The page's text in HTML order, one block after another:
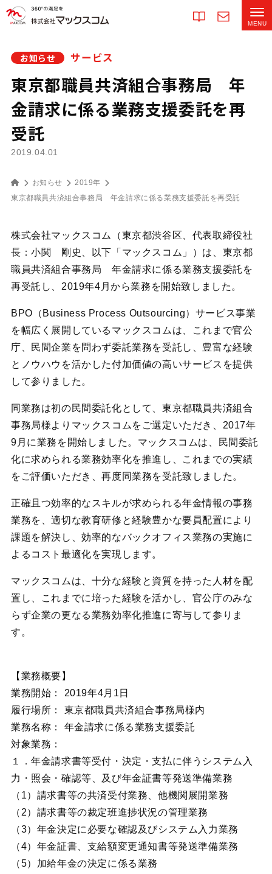
お知らせ サービス
東京都職員共済組合事務局 年
金請求に係る業務支援委託を再
受託
2019.04.01
お知らせ
2019年
東京都職員共済組合事務局 年金請求に係る業務支援委託を再受託
株式会社マックスコム（東京都渋谷区、代表取締役社
長：小関 剛史、以下「マックスコム」）は、東京都
職員共済組合事務局 年金請求に係る業務支援委託を
再受託し、2019年4月から業務を開始致しました。
BPO（Business Process Outsourcing）サービス事業
を幅広く展開しているマックスコムは、これまで官公
庁、民間企業を問わず委託業務を受託し、豊富な経験
とノウハウを活かした付加価値の高いサービスを提供
して参りました。
同業務は初の民間委託化として、東京都職員共済組合
事務局様よりマックスコムをご選定いただき、2017年
9月に業務を開始しました。マックスコムは、民間委託
化に求められる業務効率化を推進し、これまでの実績
をご評価いただき、再度同業務を受託致しました。
正確且つ効率的なスキルが求められる年金情報の事務
業務を、適切な教育研修と経験豊かな要員配置により
課題を解決し、効率的なバックオフィス業務の実施に
よるコスト最適化を実現します。
マックスコムは、十分な経験と資質を持った人材を配
置し、これまでに培った経験を活かし、官公庁のみな
らず企業の更なる業務効率化推進に寄与して参りま
す。
【業務概要】
業務開始： 2019年4月1日
履行場所： 東京都職員共済組合事務局様内
業務名称： 年金請求に係る業務支援委託
対象業務：
１．年金請求書等受付・決定・支払に伴うシステム入
力・照会・確認等、及び年金証書等発送準備業務
（1）請求書等の共済受付業務、他機関展開業務
（2）請求書等の裁定班進捗状況の管理業務
（3）年金決定に必要な確認及びシステム入力業務
（4）年金証書、支給額変更通知書等発送準備業務
（5）加給年金の決定に係る業務